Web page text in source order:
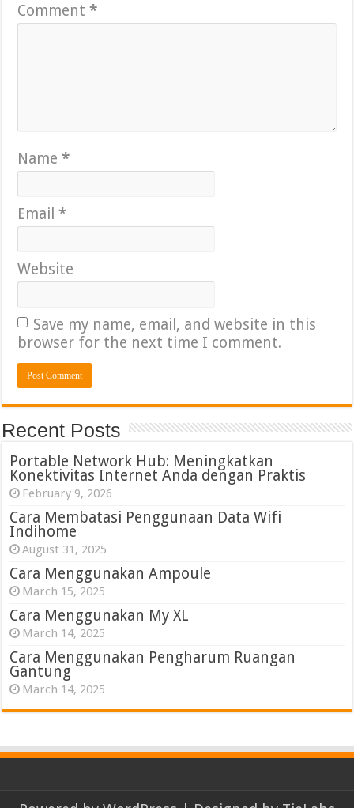
Comment*
Name*
Email*
Website
Save my name, email, and website in this
browser for the next time I comment.
Recent Posts
Portable Network Hub: Meningkatkan
Konektivitas Internet Anda dengan Praktis
February 9, 2026
Cara Membatasi Penggunaan Data Wifi
Indihome
August 31, 2025
Cara Menggunakan Ampoule
March 15, 2025
Cara Menggunakan My XL
March 14, 2025
Cara Menggunakan Pengharum Ruangan
Gantung
March 14, 2025